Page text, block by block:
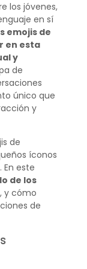
los jóvenes,
en sí
emojis de
en esta
y
de
único que
y
de
íconos
este
de los
, y cómo
de